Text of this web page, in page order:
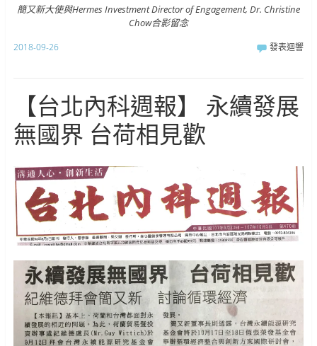
簡又新大使與Hermes Investment Director of Engagement, Dr. Christine
Chow合影留念
2018-09-26 發表迴響
【台北內科週報】 永續發展
無國界 台荷相見歡